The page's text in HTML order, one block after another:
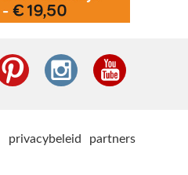
privacybeleid partners